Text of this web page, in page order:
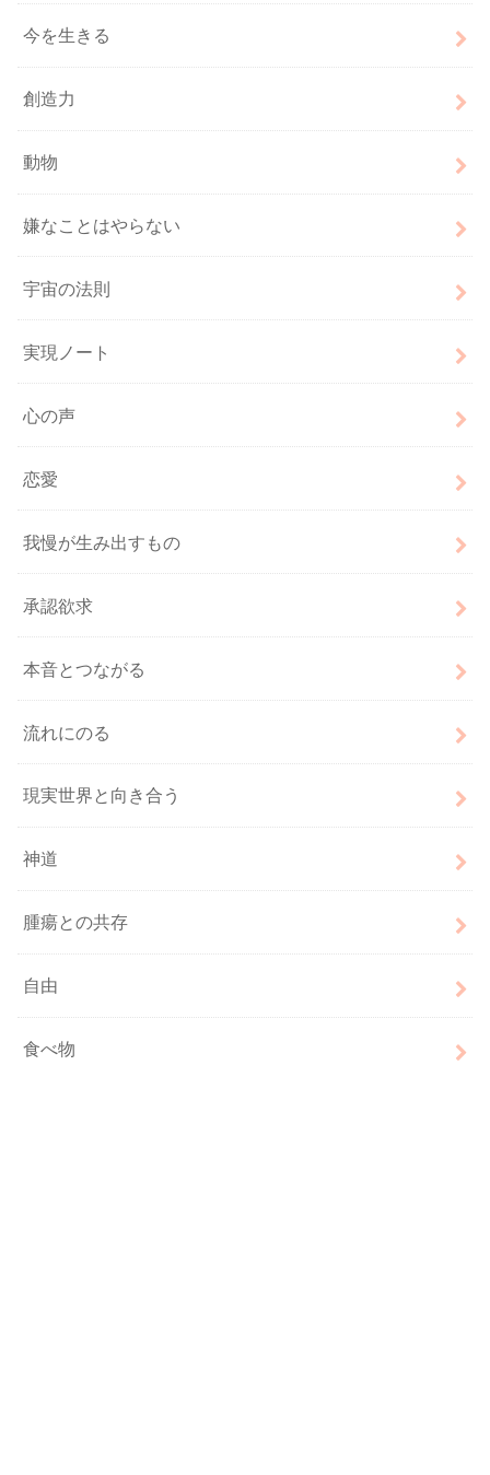
今を生きる
創造力
動物
嫌なことはやらない
宇宙の法則
実現ノート
心の声
恋愛
我慢が生み出すもの
承認欲求
本音とつながる
流れにのる
現実世界と向き合う
神道
腫瘍との共存
自由
食べ物